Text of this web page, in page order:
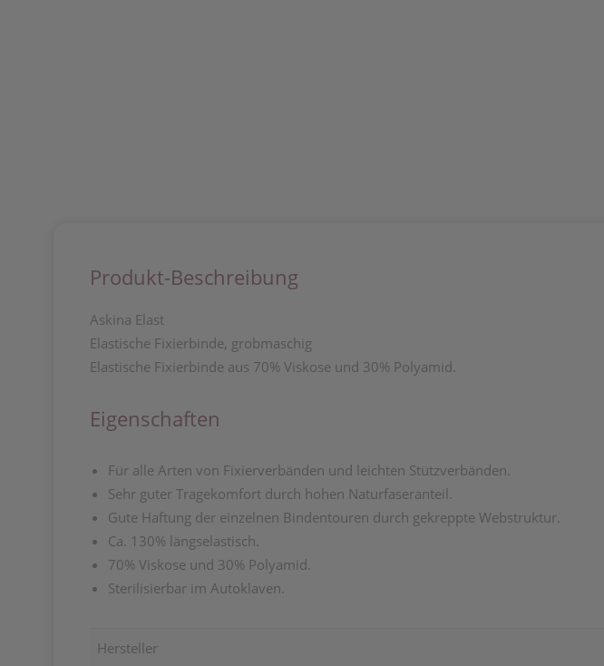
Produkt-Beschreibung
Askina Elast
Elastische Fixierbinde, grobmaschig
Elastische Fixierbinde aus 70% Viskose und 30% Polyamid.
Eigenschaften
Für alle Arten von Fixierverbänden und leichten Stützverbänden.
Sehr guter Tragekomfort durch hohen Naturfaseranteil.
Gute Haftung der einzelnen Bindentouren durch gekreppte Webstruktur.
Ca. 130% längselastisch.
70% Viskose und 30% Polyamid.
Sterilisierbar im Autoklaven.
Hersteller